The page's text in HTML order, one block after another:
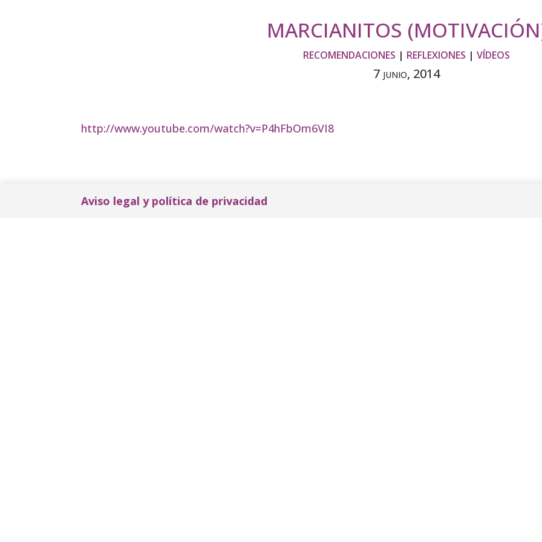
MARCIANITOS
RECOMENDACIONES | REFLEXIONES | VÍDEOS
7 junio, 2014
http://www.youtube.com/watch?v=P4hFbOm6VI8
Aviso legal y política de privacidad